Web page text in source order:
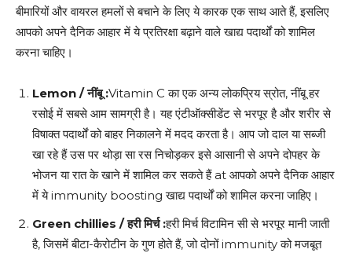
बीमारियों और वायरल हमलों से बचाने के लिए ये कारक एक साथ आते हैं, इसलिए
आपको अपने दैनिक आहार में ये प्रतिरक्षा बढ़ाने वाले खाद्य पदार्थों को शामिल
करना चाहिए।
Lemon /नींबू:Vitamin C का एक अन्य लोकप्रिय स्रोत, नींबू हर
रसोई में सबसे आम सामग्री है। यह एंटीऑक्सीडेंट से भरपूर है और शरीर से
विषाक्त पदार्थों को बाहर निकालने में मदद करता है। आप जो दाल या सब्जी
खा रहे हैं उस पर थोड़ा सा रस निचोड़कर इसे आसानी से अपने दोपहर के
भोजन या रात के खाने में शामिल कर सकते हैं at आपको अपने दैनिक आहार
में ये immunity boosting खाद्य पदार्थों को शामिल करना जाहिए।
Green chillies /हरी मिर्च :हरी मिर्च विटामिन सी से भरपूर मानी जाती
है, जिसमें बीटा-कैरोटीन के गुण होते हैं, जो दोनों immunity को मजबूत